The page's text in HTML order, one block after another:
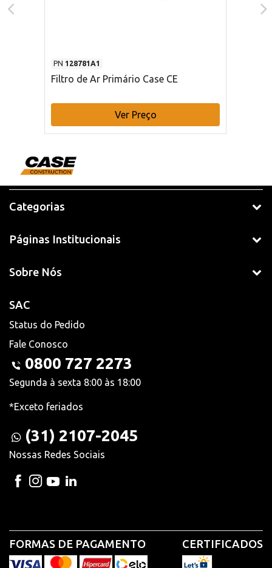
PN 128781A1
Filtro de Ar Primário Case CE
Ver Preço
Categorias
Páginas Institucionais
Sobre Nós
SAC
Status do Pedido
Fale Conosco
0800 727 2273
Segunda à sexta 8:00 às 18:00
*Exceto feriados
(31) 2107-2045
Nossas Redes Sociais
FORMAS DE PAGAMENTO CERTIFICADOS